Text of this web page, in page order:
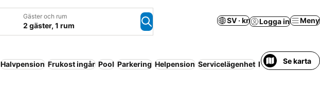
Gäster och rum
2 gäster, 1 rum
SV · kr Logga in Meny
Halvpension Frukost ingår Pool Parkering Helpension Servicelägenhet Husdjur tillåtna
Se karta